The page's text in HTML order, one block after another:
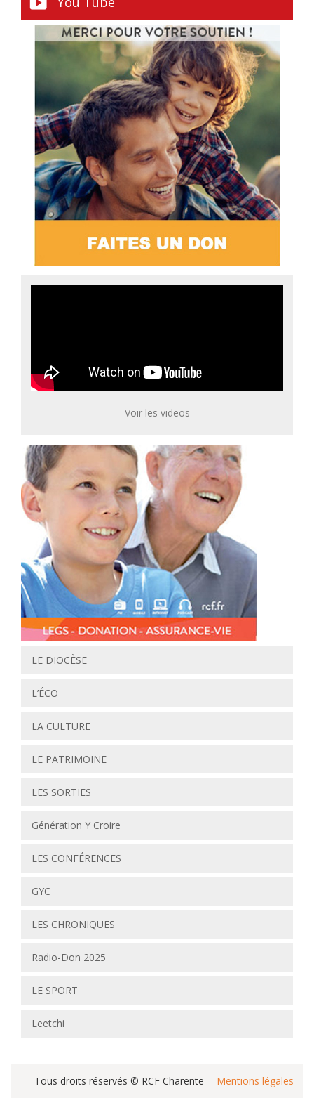
Voir les videos
LE DIOCÈSE
L’ÉCO
LA CULTURE
LE PATRIMOINE
LES SORTIES
Génération Y Croire
LES CONFÉRENCES
GYC
LES CHRONIQUES
Radio-Don 2025
LE SPORT
Leetchi
Tous droits réservés © RCF Charente Mentions légales